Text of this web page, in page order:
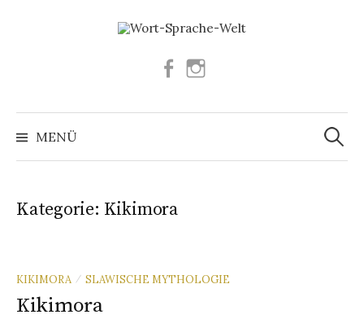
Facebook
MENÜ
Suchen
nach:
Kategorie: Kikimora
KIKIMORA / SLAWISCHE MYTHOLOGIE
Kikimora